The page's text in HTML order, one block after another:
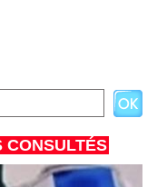
CONSULTÉS